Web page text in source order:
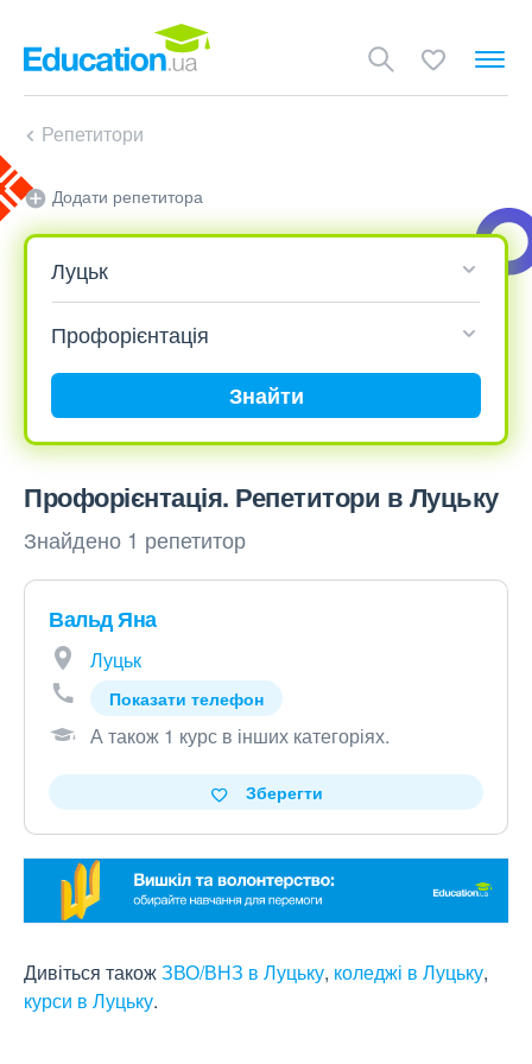
Репетитори
Додати репетитора
Знайти
Профорієнтація. Репетитори в Луцьку
Знайдено 1 репетитор
Вальд Яна
Луцьк
Показати телефон
А також 1 курс в інших категоріях.
Зберегти
Дивіться такожЗВО/ВНЗ в Луцьку, коледжі в Луцьку,
курси в Луцьку.